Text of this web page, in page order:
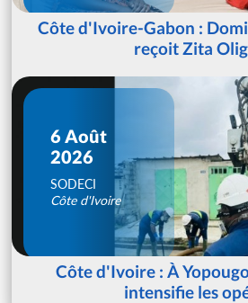
Côte d'Ivoire-Gabon :
reçoit Zita
6 Août
2026
SODECI
Côte d'Ivoire
Côte d'Ivoire : À
intensifie les